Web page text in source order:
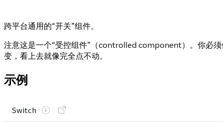
跨平台通用的“开关”组件。
注意这是一个“受控组件”（controlled component）。你必
变，看上去就像完全点不动。
示例